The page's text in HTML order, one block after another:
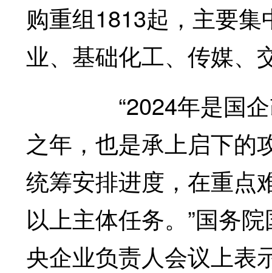
购重组1813起，主要
业、基础化工、传媒、
“2024年是国企改
之年，也是承上启下的
统筹安排进度，在重点
以上主体任务。”国务
央企业负责人会议上表